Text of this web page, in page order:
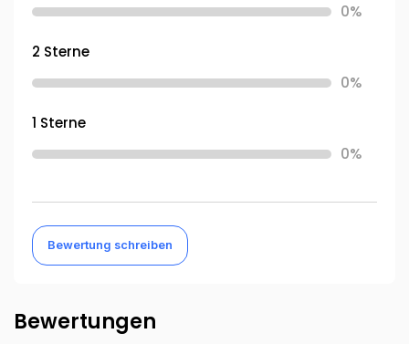
0%
2 Sterne
0%
1 Sterne
0%
Bewertung schreiben
Bewertungen